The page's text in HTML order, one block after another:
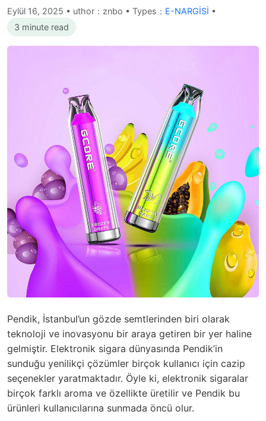
Eylül 16, 2025 • uthor：znbo • Types： E-NARGİSİ •
3 minute read
Pendik, İstanbul’un gözde semtlerinden biri olarak
teknoloji ve inovasyonu bir araya getiren bir yer haline
gelmiştir. Elektronik sigara dünyasında Pendik’in
sunduğu yenilikçi çözümler birçok kullanıcı için cazip
seçenekler yaratmaktadır. Öyle ki, elektronik sigaralar
birçok farklı aroma ve özellikte üretilir ve Pendik bu
ürünleri kullanıcılarına sunmada öncü olur.